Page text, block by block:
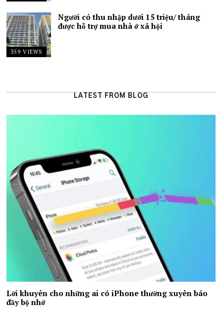
359 VIEWS
Người có thu nhập dưới 15 triệu/ tháng
được hỗ trợ mua nhà ở xã hội
LATEST FROM BLOG
Lời khuyên cho những ai có iPhone thường xuyên báo
đầy bộ nhớ